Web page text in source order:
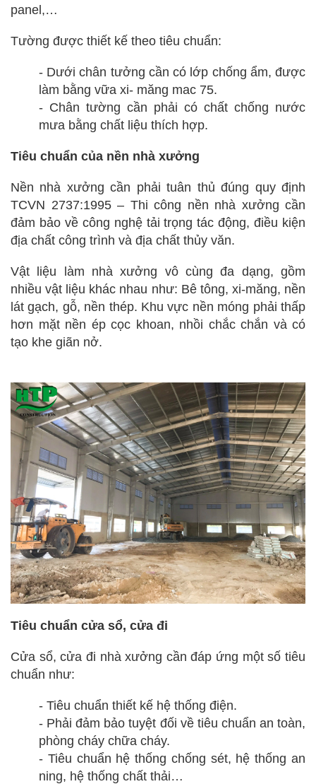
panel,…
Tường được thiết kế theo tiêu chuẩn:
- Dưới chân tưởng cần có lớp chống ẩm, được
làm bằng vữa xi- măng mac 75.
- Chân tường cần phải có chất chống nước
mưa bằng chất liệu thích hợp.
Tiêu chuẩn của nền nhà xưởng
Nền nhà xưởng cần phải tuân thủ đúng quy định
TCVN 2737:1995 – Thi công nền nhà xưởng cần
đảm bảo về công nghệ tải trọng tác động, điều kiện
địa chất công trình và địa chất thủy văn.
Vật liệu làm nhà xưởng vô cùng đa dạng, gồm
nhiều vật liệu khác nhau như: Bê tông, xi-măng, nền
lát gạch, gỗ, nền thép. Khu vực nền móng phải thấp
hơn mặt nền ép cọc khoan, nhồi chắc chắn và có
tạo khe giãn nở.
Tiêu chuẩn cửa sổ, cửa đi
Cửa sổ, cửa đi nhà xưởng cần đáp ứng một số tiêu
chuẩn như:
- Tiêu chuẩn thiết kế hệ thống điện.
- Phải đảm bảo tuyệt đối về tiêu chuẩn an toàn,
phòng cháy chữa cháy.
- Tiêu chuẩn hệ thống chống sét, hệ thống an
ning, hệ thống chất thải…